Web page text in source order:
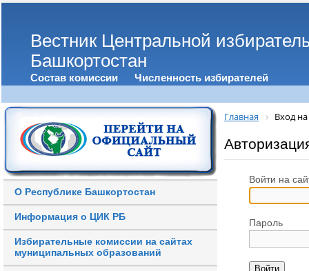
Вестник Центральной
Башкортостан
Состав комиссии Численность избирателей
О Республике Башкортостан
Информация о ЦИК РБ
Избирательные комиссии на сайтах
муниципальных образований
Главная Вход на
Войти на
Пароль